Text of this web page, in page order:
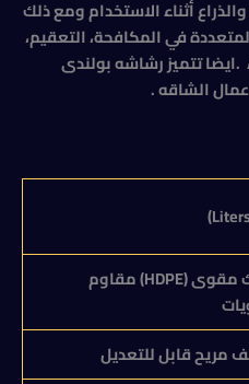
أثناء الاستخدام ومع ذلك
في المكافحة، التعقيم،
.ايضا تتميز رشاشه بولندى
الشاقه .
)
مقوى (HDPE) مقاوم
مريح قابل للتعديل